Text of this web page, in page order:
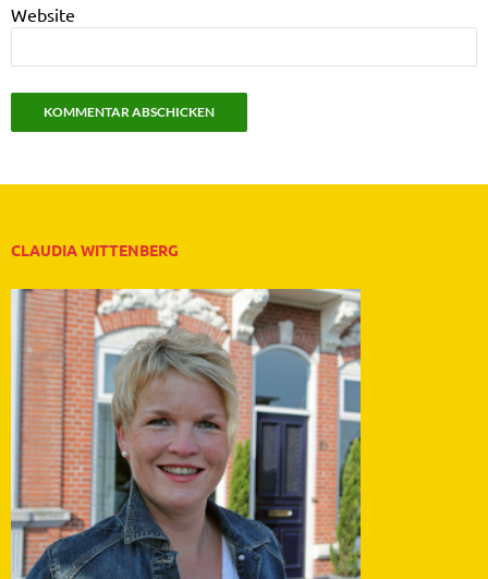
Website
CLAUDIA WITTENBERG